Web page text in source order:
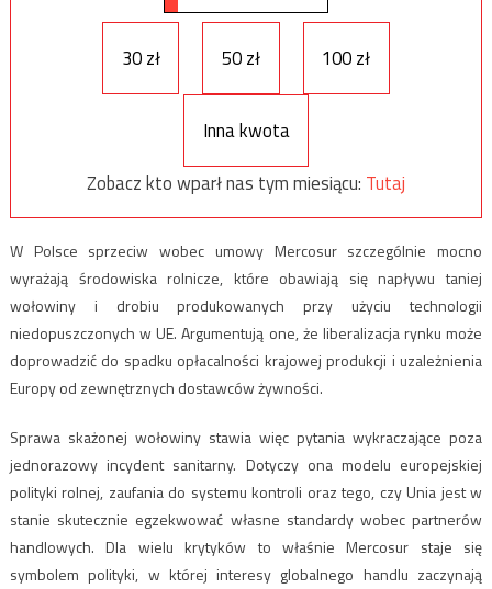
30 zł 50 zł 100 zł
Inna kwota
Zobacz kto wparł nas tym miesiącu: Tutaj
W Polsce sprzeciw wobec umowy Mercosur szczególnie mocno
wyrażają środowiska rolnicze, które obawiają się napływu taniej
wołowiny i drobiu produkowanych przy użyciu technologii
niedopuszczonych w UE. Argumentują one, że liberalizacja rynku może
doprowadzić do spadku opłacalności krajowej produkcji i uzależnienia
Europy od zewnętrznych dostawców żywności.
Sprawa skażonej wołowiny stawia więc pytania wykraczające poza
jednorazowy incydent sanitarny. Dotyczy ona modelu europejskiej
polityki rolnej, zaufania do systemu kontroli oraz tego, czy Unia jest w
stanie skutecznie egzekwować własne standardy wobec partnerów
handlowych. Dla wielu krytyków to właśnie Mercosur staje się
symbolem polityki, w której interesy globalnego handlu zaczynają